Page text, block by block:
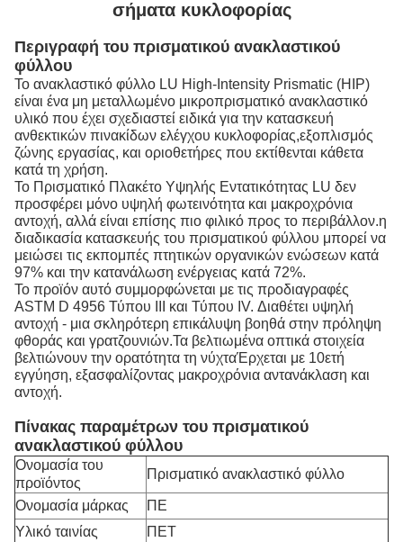
σήματα κυκλοφορίας
Περιγραφή του πρισματικού ανακλαστικού
φύλλου
Το ανακλαστικό φύλλο LU High-Intensity Prismatic (HIP)
είναι ένα μη μεταλλωμένο μικροπρισματικό ανακλαστικό
υλικό που έχει σχεδιαστεί ειδικά για την κατασκευή
ανθεκτικών πινακίδων ελέγχου κυκλοφορίας,εξοπλισμός
ζώνης εργασίας, και οριοθετήρες που εκτίθενται κάθετα
κατά τη χρήση.
Το Πρισματικό Πλακέτο Υψηλής Εντατικότητας LU δεν
προσφέρει μόνο υψηλή φωτεινότητα και μακροχρόνια
αντοχή, αλλά είναι επίσης πιο φιλικό προς το περιβάλλον.η
διαδικασία κατασκευής του πρισματικού φύλλου μπορεί να
μειώσει τις εκπομπές πτητικών οργανικών ενώσεων κατά
97% και την κατανάλωση ενέργειας κατά 72%.
Το προϊόν αυτό συμμορφώνεται με τις προδιαγραφές
ASTM D 4956 Τύπου III και Τύπου IV. Διαθέτει υψηλή
αντοχή - μια σκληρότερη επικάλυψη βοηθά στην πρόληψη
φθοράς και γρατζουνιών.Τα βελτιωμένα οπτικά στοιχεία
βελτιώνουν την ορατότητα τη νύχταΈρχεται με 10ετή
εγγύηση, εξασφαλίζοντας μακροχρόνια αντανάκλαση και
αντοχή.
Πίνακας παραμέτρων του πρισματικού
ανακλαστικού φύλλου
Ονομασία του
προϊόντος
Πρισματικό ανακλαστικό φύλλο
Ονομασία μάρκας
ΠΕ
Υλικό ταινίας
ΠΕΤ